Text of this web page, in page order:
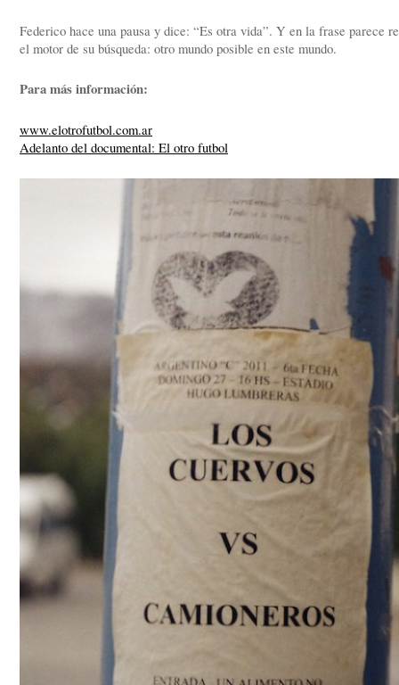
Federico hace una pausa y dice: “Es otra vida”. Y en la frase parece
el motor de su búsqueda: otro mundo posible en este mundo.
Para más información:
www.elotrofutbol.com.ar
Adelanto del documental: El otro futbol